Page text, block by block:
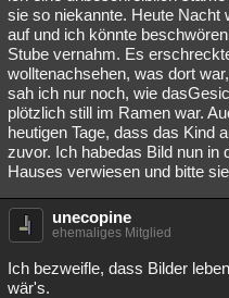
sie so niekannte. Heute Nacht
auf und ich könnte
Stube vernahm. Es
wolltenachsehen, was dort
sah ich nur noch, wie
plötzlich still im Ramen war.
heutigen Tage, dass das Kind
zuvor. Ich habedas Bild nun in
Hauses verwiesen und bitte
unecopine
ehemaliges Mitglied
Ich bezweifle, dass Bilder
wär's.